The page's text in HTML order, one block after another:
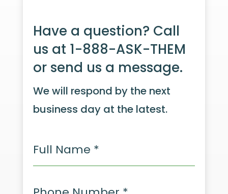
Have a question? Call
us at 1-888-ASK-THEM
or send us a message.
We will respond by the next
business day at the latest.